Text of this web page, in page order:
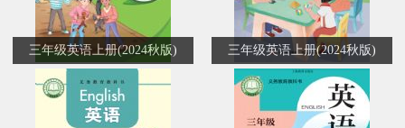
三年级英语上册(2024秋版) 三年级英语上册(2024秋版)